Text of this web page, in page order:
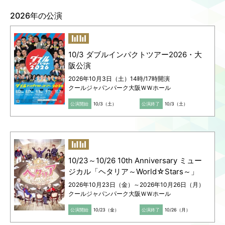
Language
日本語
English
简体中文
繁體中文
한국어
ご利用のお客様へ
2026年の公演
10/3 ダブルインパクトツアー2026・大
阪公演
2026年10月3日（土）14時/17時開演
クールジャパンパーク大阪ＷＷホール
公演開始 10/3（土） 公演終了 10/3（土）
10/23～10/26 10th Anniversary ミュー
ジカル「ヘタリア～World☆Stars～」
2026年10月23日（金）～2026年10月26日（月）
クールジャパンパーク大阪ＷＷホール
公演開始 10/23（金） 公演終了 10/26（月）